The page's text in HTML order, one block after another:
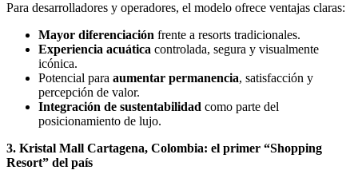
Para desarrolladores y operadores, el modelo ofrece ventajas claras:
Mayor diferenciación frente a resorts tradicionales.
Experiencia acuática controlada, segura y visualmente
icónica.
Potencial para aumentar permanencia, satisfacción y
percepción de valor.
Integración de sustentabilidad como parte del
posicionamiento de lujo.
3. Kristal Mall Cartagena, Colombia: el primer “Shopping
Resort” del país